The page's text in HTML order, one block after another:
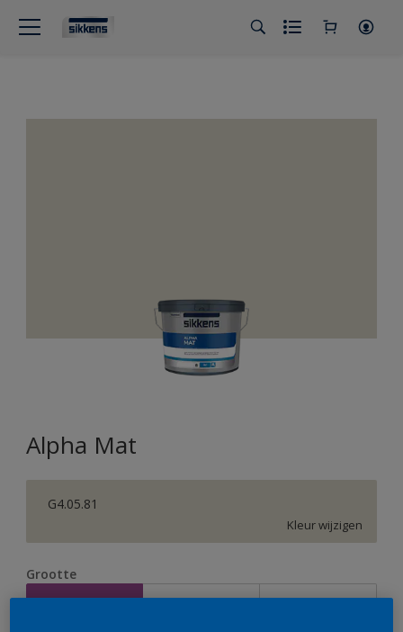
Alpha Mat
G4.05.81
Kleur wijzigen
Grootte
2,5 L 5 L 10 L